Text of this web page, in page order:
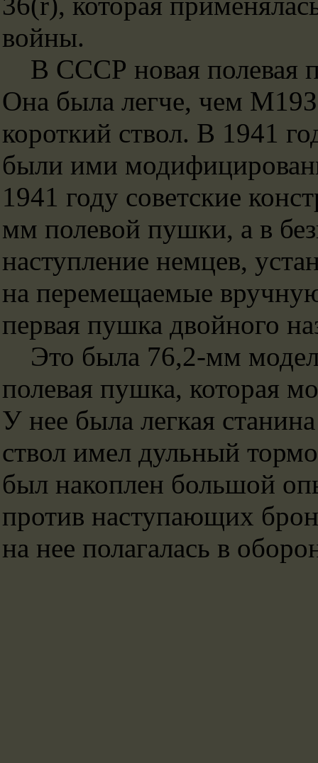
войны.
В СССР новая полевая
Она была легче, чем
короткий ствол. В 1941
были ими
1941 году советские
мм полевой пушки, а в
наступление немцев,
на перемещаемые
первая пушка двойного
Это была 76,2-мм
полевая пушка, которая
У нее была легкая
ствол имел дульный
был накоплен большой
против наступающих
на нее полагалась в